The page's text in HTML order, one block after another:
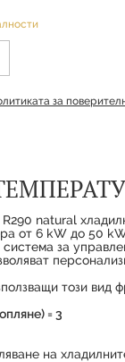
за
natural
от 6 kW до 50
за
този вид
= 3
на